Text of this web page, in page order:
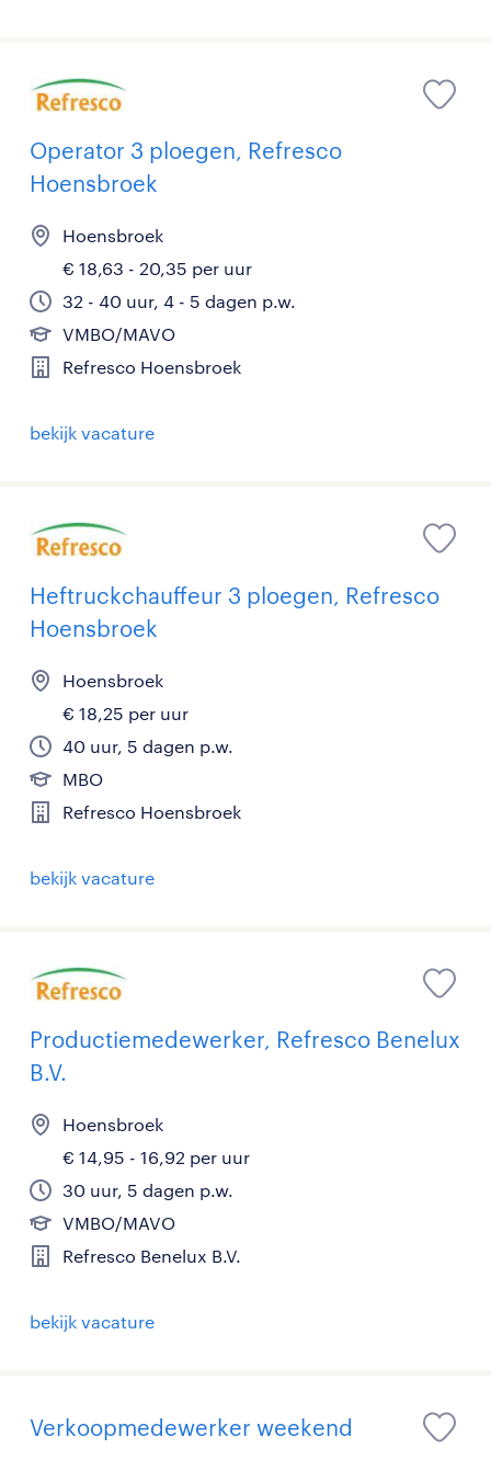
Operator 3 ploegen, Refresco
Hoensbroek
Hoensbroek
€ 18,63 - 20,35 per uur
32 - 40 uur, 4 - 5 dagen p.w.
VMBO/MAVO
Refresco Hoensbroek
bekijk vacature
Heftruckchauffeur 3 ploegen, Refresco
Hoensbroek
Hoensbroek
€ 18,25 per uur
40 uur, 5 dagen p.w.
MBO
Refresco Hoensbroek
bekijk vacature
Productiemedewerker, Refresco Benelux
B.V.
Hoensbroek
€ 14,95 - 16,92 per uur
30 uur, 5 dagen p.w.
VMBO/MAVO
Refresco Benelux B.V.
bekijk vacature
Verkoopmedewerker weekend